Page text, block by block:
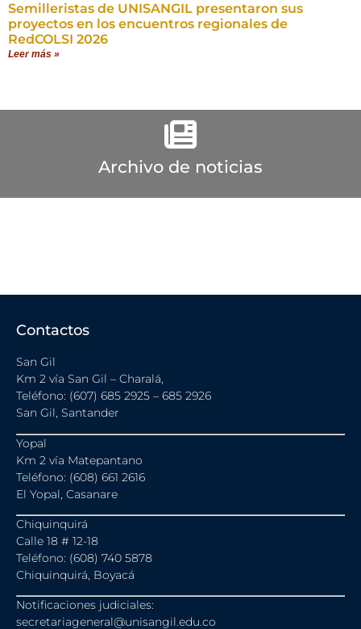
Semilleristas de UNISANGIL presentaron sus
proyectos en los encuentros regionales de
RedCOLSI 2026
Leer más »
Archivo de noticias
Contactos
San Gil
Km 2 vía San Gil – Charalá,
Teléfono: (607) 685 2925 – 685 2926
San Gil, Santander
Yopal
Km 2 vía Matepantano
Teléfono: (608) 661 2616
El Yopal, Casanare
Chiquinquirá
Calle 18 # 12-18
Teléfono: (608) 740 5878
Chiquinquirá, Boyacá
Notificaciones judiciales:
secretariageneral@unisangil.edu.co